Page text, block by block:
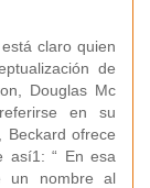
claro quien
de
Douglas Mc
en su
Beckard ofrece
así1: “ En esa
un nombre al